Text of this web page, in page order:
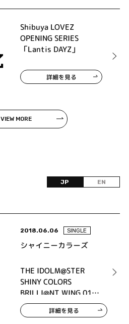
Shibuya LOVEZ
OPENING SERIES
「Lantis DAYZ」
詳細を見る
VIEW MORE
JP EN
2018.06.06 SINGLE
シャイニーカラーズ
THE IDOLM@STER
SHINY COLORS
BRILLI@NT WING 01
Spread the Wings!!
詳細を見る